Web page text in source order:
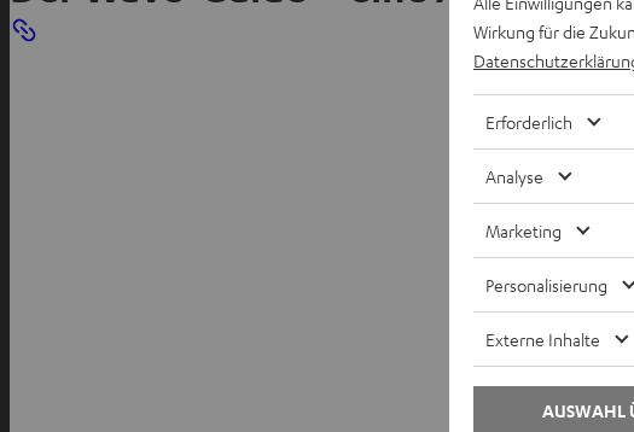
Wirkung für die
Erforderlich
Analyse
Marketing
Personalisierung
Externe Inhalte
AUSWAHL